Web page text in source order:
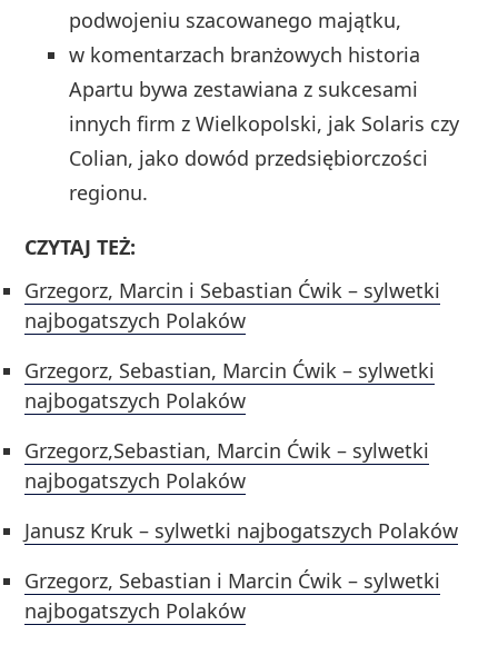
podwojeniu szacowanego majątku,
w komentarzach branżowych historia
Apartu bywa zestawiana z sukcesami
innych firm z Wielkopolski, jak Solaris czy
Colian, jako dowód przedsiębiorczości
regionu.
CZYTAJ TEŻ:
Grzegorz, Marcin i Sebastian Ćwik – sylwetki
najbogatszych Polaków
Grzegorz, Sebastian, Marcin Ćwik – sylwetki
najbogatszych Polaków
Grzegorz,Sebastian, Marcin Ćwik – sylwetki
najbogatszych Polaków
Janusz Kruk – sylwetki najbogatszych Polaków
Grzegorz, Sebastian i Marcin Ćwik – sylwetki
najbogatszych Polaków